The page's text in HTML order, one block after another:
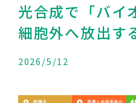
光合成で「バイ
細胞外へ放出す
2026/5/12